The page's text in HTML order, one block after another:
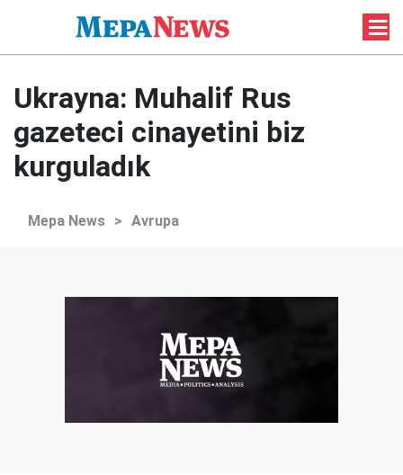
Ukrayna: Muhalif Rus
gazeteci cinayetini biz
kurguladık
Mepa News > Avrupa